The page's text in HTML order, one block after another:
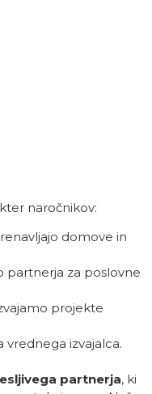
naročnikov:
domove in
partnerja za poslovne
projekte
vrednega izvajalca.
partnerja, ki